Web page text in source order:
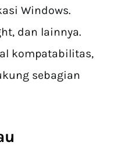
Windows.
dan lainnya.
kompatabilitas,
sebagian